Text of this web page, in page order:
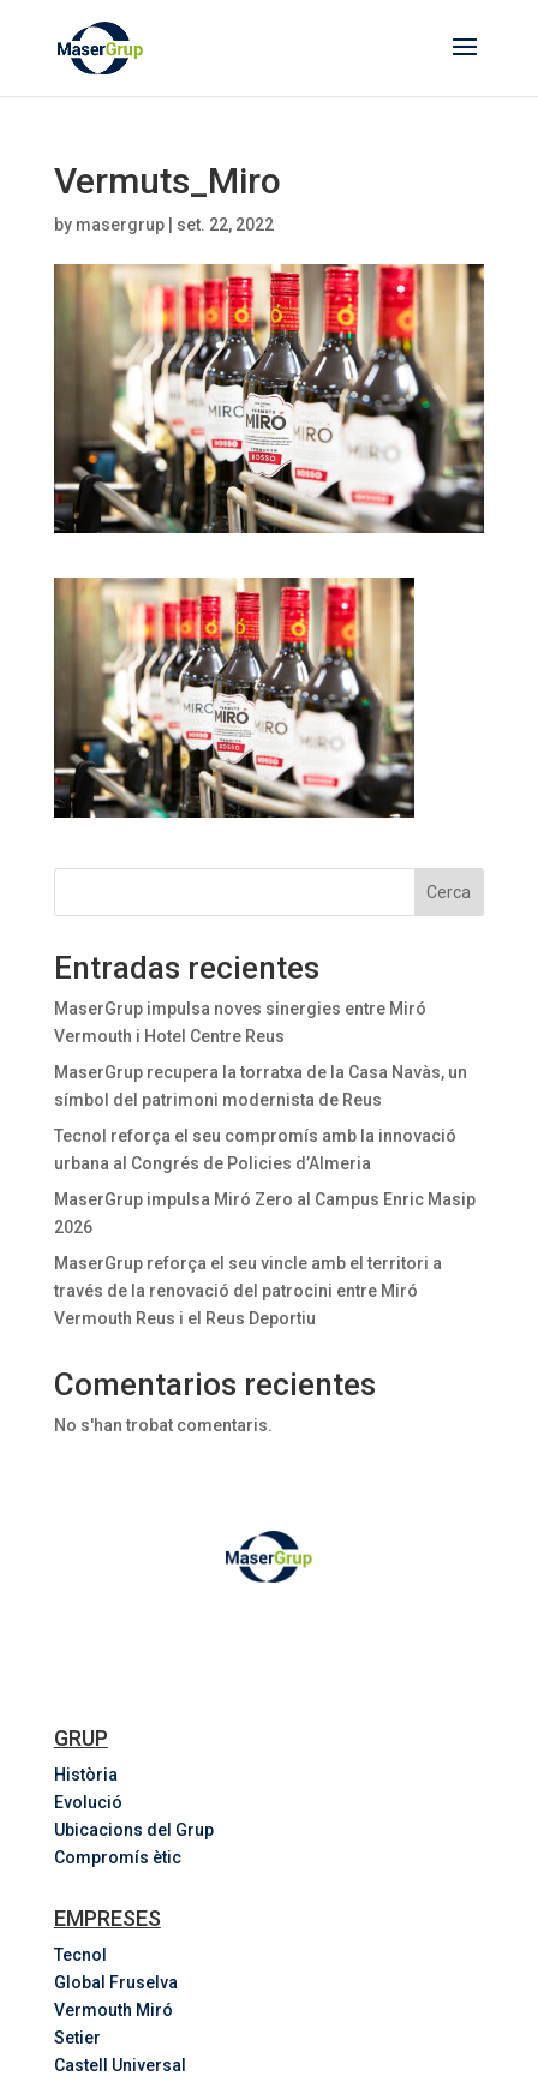
Vermuts_Miro
by masergrup| set. 22, 2022
Cerca
Entradas recientes
MaserGrup impulsa noves sinergies entre Miró
Vermouth i Hotel Centre Reus
MaserGrup recupera la torratxa de la Casa Navàs, un
símbol del patrimoni modernista de Reus
Tecnol reforça el seu compromís amb la innovació
urbana al Congrés de Policies d’Almeria
MaserGrup impulsa Miró Zero al Campus Enric Masip
2026
MaserGrup reforça el seu vincle amb el territori a
través de la renovació del patrocini entre Miró
Vermouth Reus i el Reus Deportiu
Comentarios recientes
No s'han trobat comentaris.
GRUP
Història
Evolució
Ubicacions del Grup
Compromís ètic
EMPRESES
Tecnol
Global Fruselva
Vermouth Miró
Setier
Castell Universal